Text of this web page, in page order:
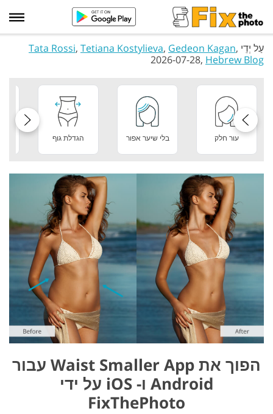
עַל יְדֵי Tata Rossi, Tetiana Kostylieva, Gedeon Kagan,
2026-07-28, Hebrew Blog
עור חלק בלי שיער אפור הגדלת גוף
הפוך את Waist Smaller App עבור
Android ו- iOS על ידי
FixThePhoto